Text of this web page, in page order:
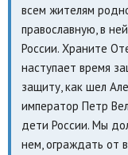
всем жителям
православную, в
России. Храните
наступает время
защиту, как шел
император Петр
дети России. Мы
нем, ограждать от